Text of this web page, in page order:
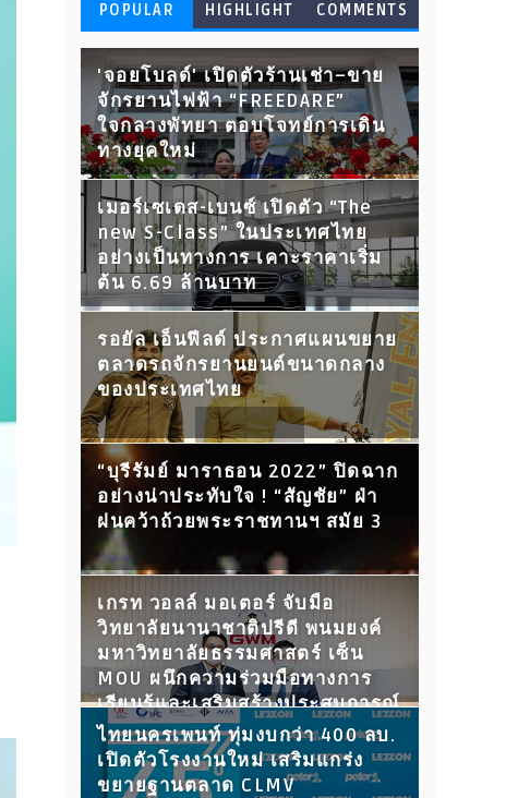
POPULAR HIGHLIGHT COMMENTS
'จอยโบลด์' เปิดตัวร้านเช่า–ขาย
จักรยานไฟฟ้า “FREEDARE”
ใจกลางพัทยา ตอบโจทย์การเดิน
ทางยุคใหม่
เมอร์เซเดส-เบนซ์ เปิดตัว “The
new S-Class” ในประเทศไทย
อย่างเป็นทางการ เคาะราคาเริ่ม
ต้น 6.69 ล้านบาท
รอยัล เอ็นฟีลด์ ประกาศแผนขยาย
ตลาดรถจักรยานยนต์ขนาดกลาง
ของประเทศไทย
“บุรีรัมย์ มาราธอน 2022” ปิดฉาก
อย่างน่าประทับใจ ! “สัญชัย” ฝ่า
ฝนคว้าถ้วยพระราชทานฯ สมัย 3
เกรท วอลล์ มอเตอร์ จับมือ
วิทยาลัยนานาชาติปรีดี พนมยงค์
มหาวิทยาลัยธรรมศาสตร์ เซ็น
MOU ผนึกความร่วมมือทางการ
เรียนรู้และเสริมสร้างประสบการณ์
ให้นักศึกษา พร้อมเปิดประตูสู่โลก
การทำงานในอนาคต
ไทยนครเพนท์ ทุ่มงบกว่า 400 ลบ.
เปิดตัวโรงงานใหม่ เสริมแกร่ง
ขยายฐานตลาด CLMV